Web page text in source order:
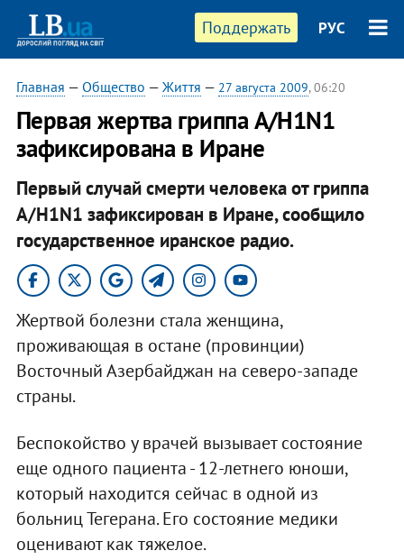
Поддержать РУС
Главная — Общество — Життя — 27 августа 2009, 06:20
Первая жертва гриппа A/H1N1
зафиксирована в Иране
Первый случай смерти человека от гриппа
A/H1N1 зафиксирован в Иране, сообщило
государственное иранское радио.
Жертвой болезни стала женщина,
проживающая в остане (провинции)
Восточный Азербайджан на северо-западе
страны.
Беспокойство у врачей вызывает состояние
еще одного пациента - 12-летнего юноши,
который находится сейчас в одной из
больниц Тегерана. Его состояние медики
оценивают как тяжелое.